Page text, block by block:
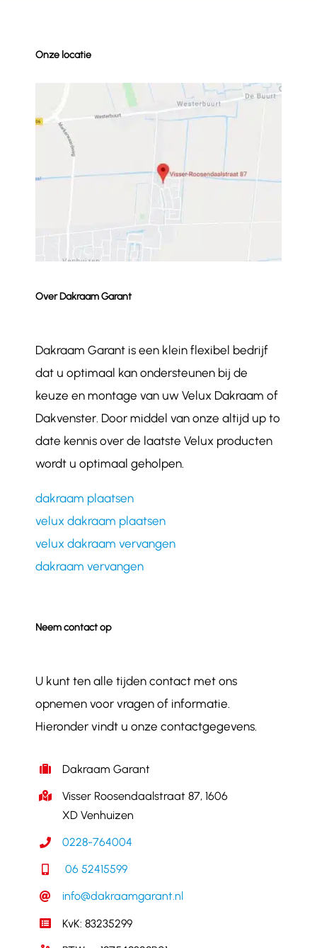
Onze locatie
Over Dakraam Garant
Dakraam Garant is een klein flexibel bedrijf
dat u optimaal kan ondersteunen bij de
keuze en montage van uw Velux Dakraam of
Dakvenster. Door middel van onze altijd up to
date kennis over de laatste Velux producten
wordt u optimaal geholpen.
dakraam plaatsen
velux dakraam plaatsen
velux dakraam vervangen
dakraam vervangen
Neem contact op
U kunt ten alle tijden contact met ons
opnemen voor vragen of informatie.
Hieronder vindt u onze contactgegevens.
Dakraam Garant
Visser Roosendaalstraat 87, 1606
XD Venhuizen
0228-764004
06 52415599
info@dakraamgarant.nl
KvK: 83235299